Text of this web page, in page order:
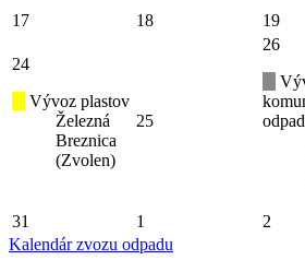
17 18 19
24
Vývoz plastov
Železná
Breznica
(Zvolen)
25
26
31 1 2
Kalendár zvozu odpadu